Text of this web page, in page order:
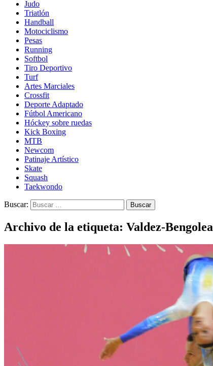
Judo
Triatlón
Handball
Motociclismo
Pesas
Running
Softbol
Tiro Deportivo
Turf
Artes Marciales
Crossfit
Deporte Adaptado
Fútbol Americano
Hóckey sobre ruedas
Kick Boxing
MTB
Newcom
Patinaje Artístico
Skate
Squash
Taekwondo
Buscar:
Archivo de la etiqueta: Valdez-Bengolea